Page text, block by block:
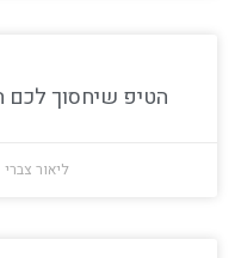
הטיפ שיחסוך לכם
ליאור צברי